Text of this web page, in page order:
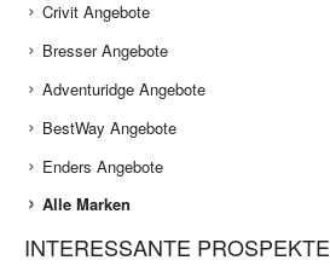
Crivit Angebote
Bresser Angebote
Adventuridge Angebote
BestWay Angebote
Enders Angebote
Alle Marken
INTERESSANTE PROSPEKTE